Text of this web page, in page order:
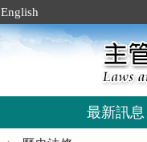
English
最新訊息